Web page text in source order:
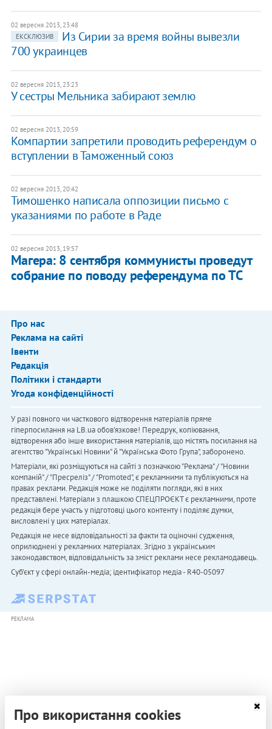
02 вересня 2013, 23:48
ЕКСКЛЮЗИВ
Из Сирии за время войны вывезли
700 украинцев
02 вересня 2013, 23:23
У сестры Мельника забирают землю
02 вересня 2013, 20:59
Компартии запретили проводить референдум о
вступлении в Таможенный союз
02 вересня 2013, 20:42
Тимошенко написала оппозиции письмо с
указаниями по работе в Раде
02 вересня 2013, 19:57
Магера: 8 сентября коммунисты проведут
собрание по поводу референдума по ТС
Про нас
Реклама на сайті
Івенти
Редакція
Політики і стандарти
Угода конфіденційності
У разі повного чи часткового відтворення матеріалів пряме
гіперпосилання на LB.ua обов'язкове! Передрук, копіювання,
відтворення або інше використання матеріалів, що містять посилання на
агентство "Українськi Новини" й "Українська Фото Група", заборонено.
Матеріали, які розміщуються на сайті з позначкою "Реклама" / "Новини
компаній" / "Пресреліз" / "Promoted", є рекламними та публікуються на
правах реклами. Редакція може не поділяти погляди, які в них
представлені. Матеріали з плашкою СПЕЦПРОЄКТ є рекламними, проте
редакція бере участь у підготовці цього контенту і поділяє думки,
висловлені у цих матеріалах.
Редакція не несе відповідальності за факти та оціночні судження,
оприлюднені у рекламних матеріалах. Згідно з українським
законодавством, відповідальність за зміст реклами несе рекламодавець.
Cуб'єкт у сфері онлайн-медіа; ідентифікатор медіа - R40-05097
РЕКЛАМА
Про використання cookies